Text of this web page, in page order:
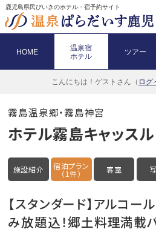
鹿児島県民びいきのホテル・宿予約サイト
HOME
温泉宿
ホテル
ツアー
こんにちは！ ゲストさん（ ログ
霧島温泉郷・霧島神宮
ホテル霧島キャッスル
施設紹介 宿泊プラン
（1件） 客室
【スタンダード】アルコー
み放題込！郷土料理満載